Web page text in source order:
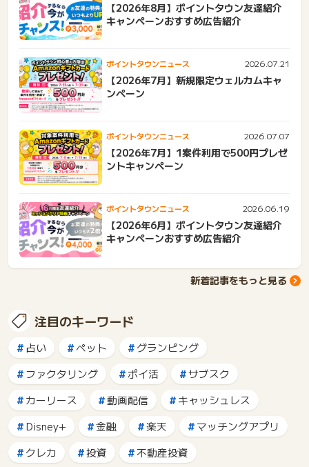
【2026年8月】ポイントタウン友達紹介
キャンペーンおすすめ広告紹介
ポイントタウンニュース 2026.07.21
【2026年7月】新規限定ウェルカムキャ
ンペーン
ポイントタウンニュース 2026.07.07
【2026年7月】1案件利用で500円プレゼ
ントキャンペーン
ポイントタウンニュース 2026.06.19
【2026年6月】ポイントタウン友達紹介
キャンペーンおすすめ広告紹介
新着記事をもっと見る
注目のキーワード
占い ペット
グランピング
ファクタリング
ポイ活
サブスク
カーリース
動画配信
キャッシュレス
Disney+
金融 楽天
マッチングアプリ
クレカ
投資
不動産投資